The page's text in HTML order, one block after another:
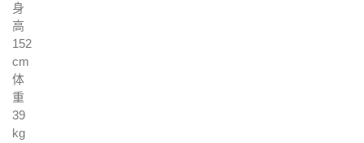
身
高
152
cm
体
重
39
kg